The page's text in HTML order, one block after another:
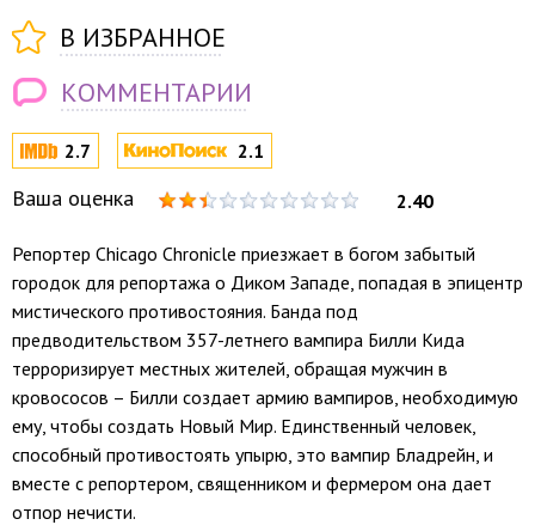
2.7 2.1
Ваша оценка 2.40
Репортер Chicago Chronicle приезжает в богом забытый
городок для репортажа о Диком Западе, попадая в эпицентр
мистического противостояния. Банда под
предводительством 357-летнего вампира Билли Кида
терроризирует местных жителей, обращая мужчин в
кровососов – Билли создает армию вампиров, необходимую
ему, чтобы создать Новый Мир. Единственный человек,
способный противостоять упырю, это вампир Бладрейн, и
вместе с репортером, священником и фермером она дает
отпор нечисти.
В ИЗБРАННОЕ
КОММЕНТАРИИ